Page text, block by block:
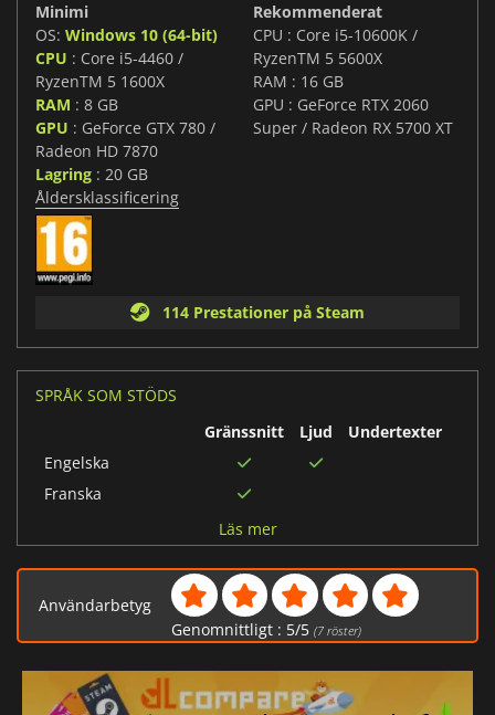
Minimi
OS: Windows 10 (64-bit)
CPU : Core i5-4460 /
RyzenTM 5 1600X
RAM : 8 GB
GPU : GeForce GTX 780 /
Radeon HD 7870
Lagring : 20 GB
Rekommenderat
CPU : Core i5-10600K /
RyzenTM 5 5600X
RAM : 16 GB
GPU : GeForce RTX 2060
Super / Radeon RX 5700 XT
Åldersklassificering
114 Prestationer på Steam
SPRÅK SOM STÖDS
Gränssnitt
Ljud
Undertexter
Engelska
Franska
Japanska
Förenklad kinesiska
Koreanska
Ryska
Läs mer
Användarbetyg
Genomnittligt : 5/5 (7röster)